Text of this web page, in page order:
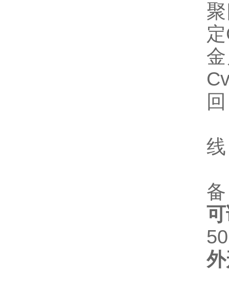
定
回
线
备
50